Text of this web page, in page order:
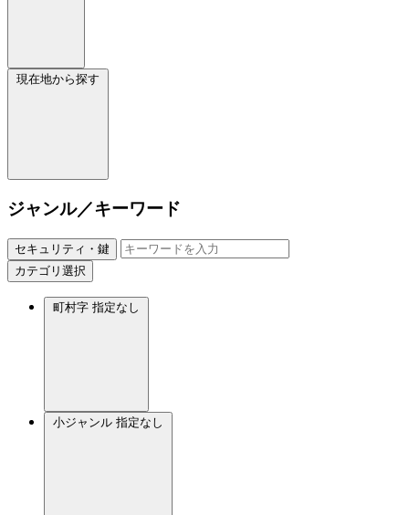
現在地から探す
ジャンル／キーワード
セキュリティ・鍵
カテゴリ選択
町村字 指定なし
小ジャンル 指定なし